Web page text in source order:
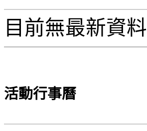
目前無最新資料
活動行事曆